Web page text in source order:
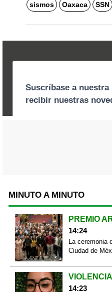
sismos Oaxaca SSN
MINUTO A MINUTO
PREMIO
14:24
La ceremonia
Ciudad de
VIOLENCIA
14:23